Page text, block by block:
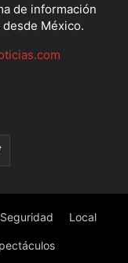
de información
México.
Seguridad Local